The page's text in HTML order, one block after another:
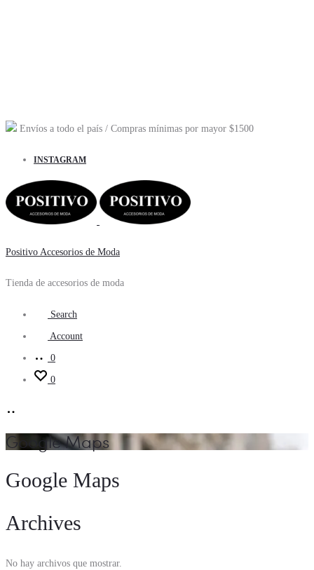
Envíos a todo el país / Compras mínimas por mayor $1500
INSTAGRAM
Positivo Accesorios de Moda
Tienda de accesorios de moda
Search
Account
0
0
Google Maps
Google Maps
Archives
No hay archivos que mostrar.